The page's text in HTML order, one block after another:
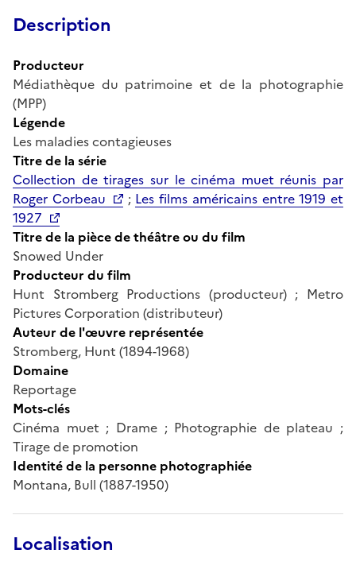
Description
Producteur
Médiathèque du patrimoine et de la photographie
(MPP)
Légende
Les maladies contagieuses
Titre de la série
Collection de tirages sur le cinéma muet réunis par
Roger Corbeau
; Les films américains entre 1919 et
1927
Titre de la pièce de théâtre ou du film
Snowed Under
Producteur du film
Hunt Stromberg Productions (producteur) ; Metro
Pictures Corporation (distributeur)
Auteur de l'œuvre représentée
Stromberg, Hunt (1894-1968)
Domaine
Reportage
Mots-clés
Cinéma muet ; Drame ; Photographie de plateau ;
Tirage de promotion
Identité de la personne photographiée
Montana, Bull (1887-1950)
Localisation